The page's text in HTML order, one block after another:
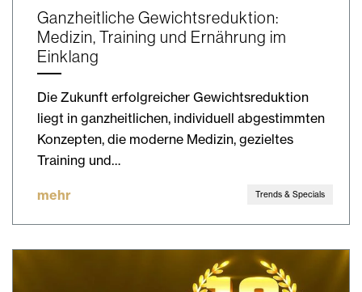
Ganzheitliche Gewichtsreduktion:
Medizin, Training und Ernährung im
Einklang
Die Zukunft erfolgreicher Gewichtsreduktion
liegt in ganzheitlichen, individuell abgestimmten
Konzepten, die moderne Medizin, gezieltes
Training und…
mehr Trends & Specials